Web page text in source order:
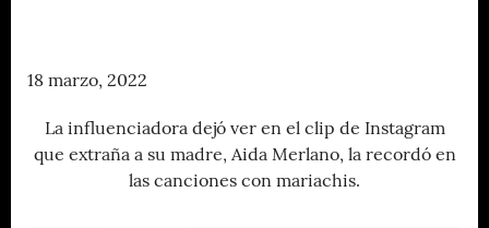
18 marzo, 2022
La influenciadora dejó ver en el clip de Instagram
que extraña a su madre, Aida Merlano, la recordó en
las canciones con mariachis.